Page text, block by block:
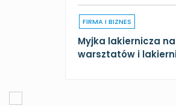
FIRMA I BIZNES
Myjka lakiernicza
warsztatów i